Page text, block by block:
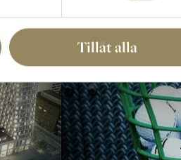
Tillåt alla